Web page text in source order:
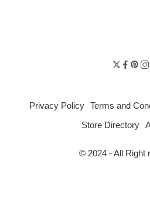
Privacy Policy Terms and
Store Directory
© 2024 - All Right